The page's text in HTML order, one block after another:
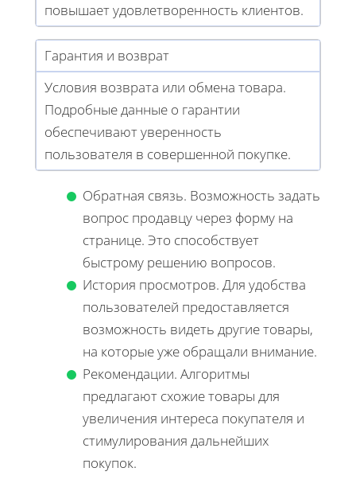
повышает удовлетворенность клиентов.
Гарантия и возврат
Условия возврата или обмена товара.
Подробные данные о гарантии
обеспечивают уверенность
пользователя в совершенной покупке.
Обратная связь. Возможность задать
вопрос продавцу через форму на
странице. Это способствует
быстрому решению вопросов.
История просмотров. Для удобства
пользователей предоставляется
возможность видеть другие товары,
на которые уже обращали внимание.
Рекомендации. Алгоритмы
предлагают схожие товары для
увеличения интереса покупателя и
стимулирования дальнейших
покупок.